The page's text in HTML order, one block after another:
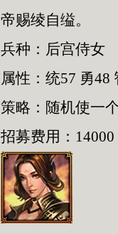
帝赐绫自缢。
兵种：后宫侍女
属性：统57 勇48
策略：随机使一
招募费用：14000